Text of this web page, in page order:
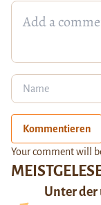
Unter der
Kommentieren
Your comment will